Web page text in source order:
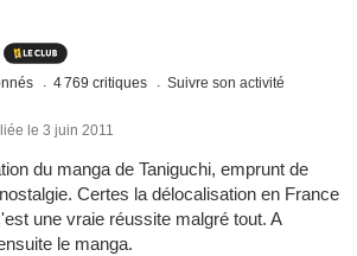
4 769 critiques Suivre son activité
le 3 juin 2011
du manga de Taniguchi, emprunt de
Certes la délocalisation en France
une vraie réussite malgré tout. A
le manga.